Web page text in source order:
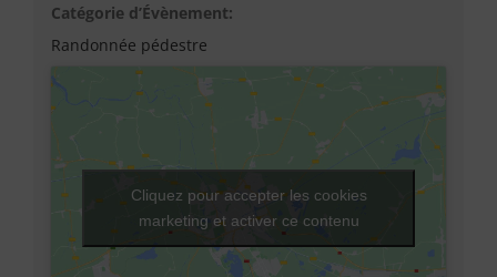
Catégorie d’Évènement:
Randonnée pédestre
Cliquez pour accepter les cookies
marketing et activer ce contenu